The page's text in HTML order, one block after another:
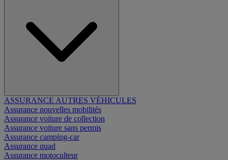
ASSURANCE AUTRES VÉHICULES
Assurance nouvelles mobilités
Assurance voiture de collection
Assurance voiture sans permis
Assurance camping-car
Assurance quad
Assurance motoculteur